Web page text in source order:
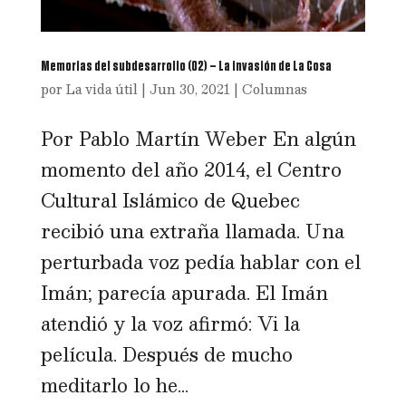
Memorias del subdesarrollo (02) – La invasión de La Cosa
por La vida útil| Jun 30, 2021| Columnas
Por Pablo Martín Weber En algún
momento del año 2014, el Centro
Cultural Islámico de Quebec
recibió una extraña llamada. Una
perturbada voz pedía hablar con el
Imán; parecía apurada. El Imán
atendió y la voz afirmó: Vi la
película. Después de mucho
meditarlo lo he...